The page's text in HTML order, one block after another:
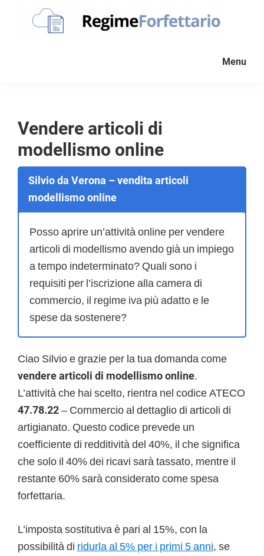
partita
Iva
forfettaria
Menu
Vendere articoli di
modellismo online
Silvio da Verona – vendita articoli
modellismo online
Posso aprire un’attività online per vendere
articoli di modellismo avendo già un impiego
a tempo indeterminato? Quali sono i
requisiti per l’iscrizione alla camera di
commercio, il regime iva più adatto e le
spese da sostenere?
Ciao Silvio e grazie per la tua domanda come
vendere articoli di modellismo online.
L’attività che hai scelto, rientra nel codice ATECO
47.78.22– Commercio al dettaglio di articoli di
artigianato. Questo codice prevede un
coefficiente di redditività del 40%, il che significa
che solo il 40% dei ricavi sarà tassato, mentre il
restante 60% sarà considerato come spesa
forfettaria.
L’imposta sostitutiva è pari al 15%, con la
possibilità di ridurla al 5% per i primi 5 anni, se